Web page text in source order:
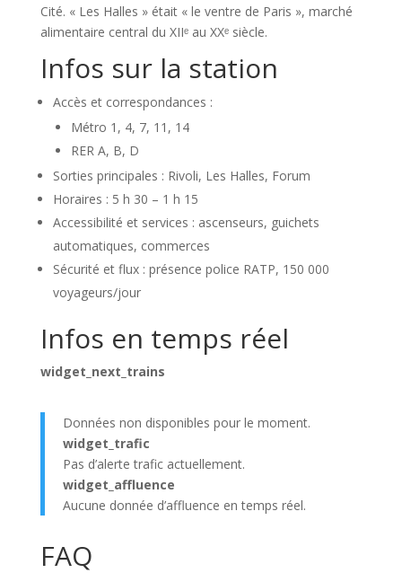
Cité. « Les Halles » était « le ventre de Paris », marché
alimentaire central du XIIᵉ au XXᵉ siècle.
Infos sur la station
Accès et correspondances :
Métro 1, 4, 7, 11, 14
RER A, B, D
Sorties principales : Rivoli, Les Halles, Forum
Horaires : 5 h 30 – 1 h 15
Accessibilité et services : ascenseurs, guichets
automatiques, commerces
Sécurité et flux : présence police RATP, 150 000
voyageurs/jour
Infos en temps réel
widget_next_trains
Données non disponibles pour le moment.
widget_trafic
Pas d’alerte trafic actuellement.
widget_affluence
Aucune donnée d’affluence en temps réel.
FAQ